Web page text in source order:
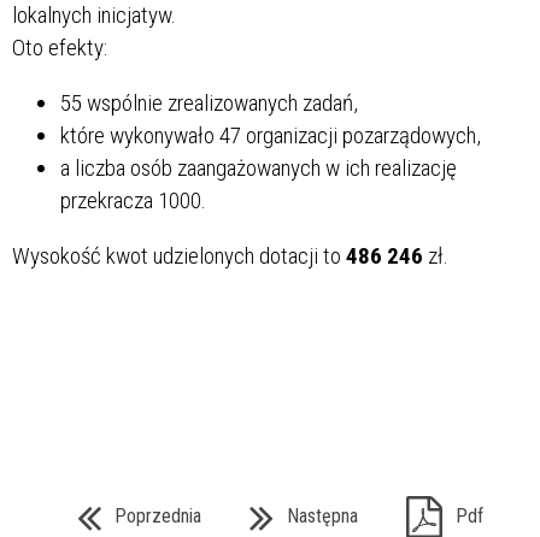
lokalnych inicjatyw.
Oto efekty:
55 wspólnie zrealizowanych zadań,
które wykonywało 47 organizacji pozarządowych,
a liczba osób zaangażowanych w ich realizację
przekracza 1000.
Wysokość kwot udzielonych dotacji to 486 246 zł.
Poprzednia Następna Pdf